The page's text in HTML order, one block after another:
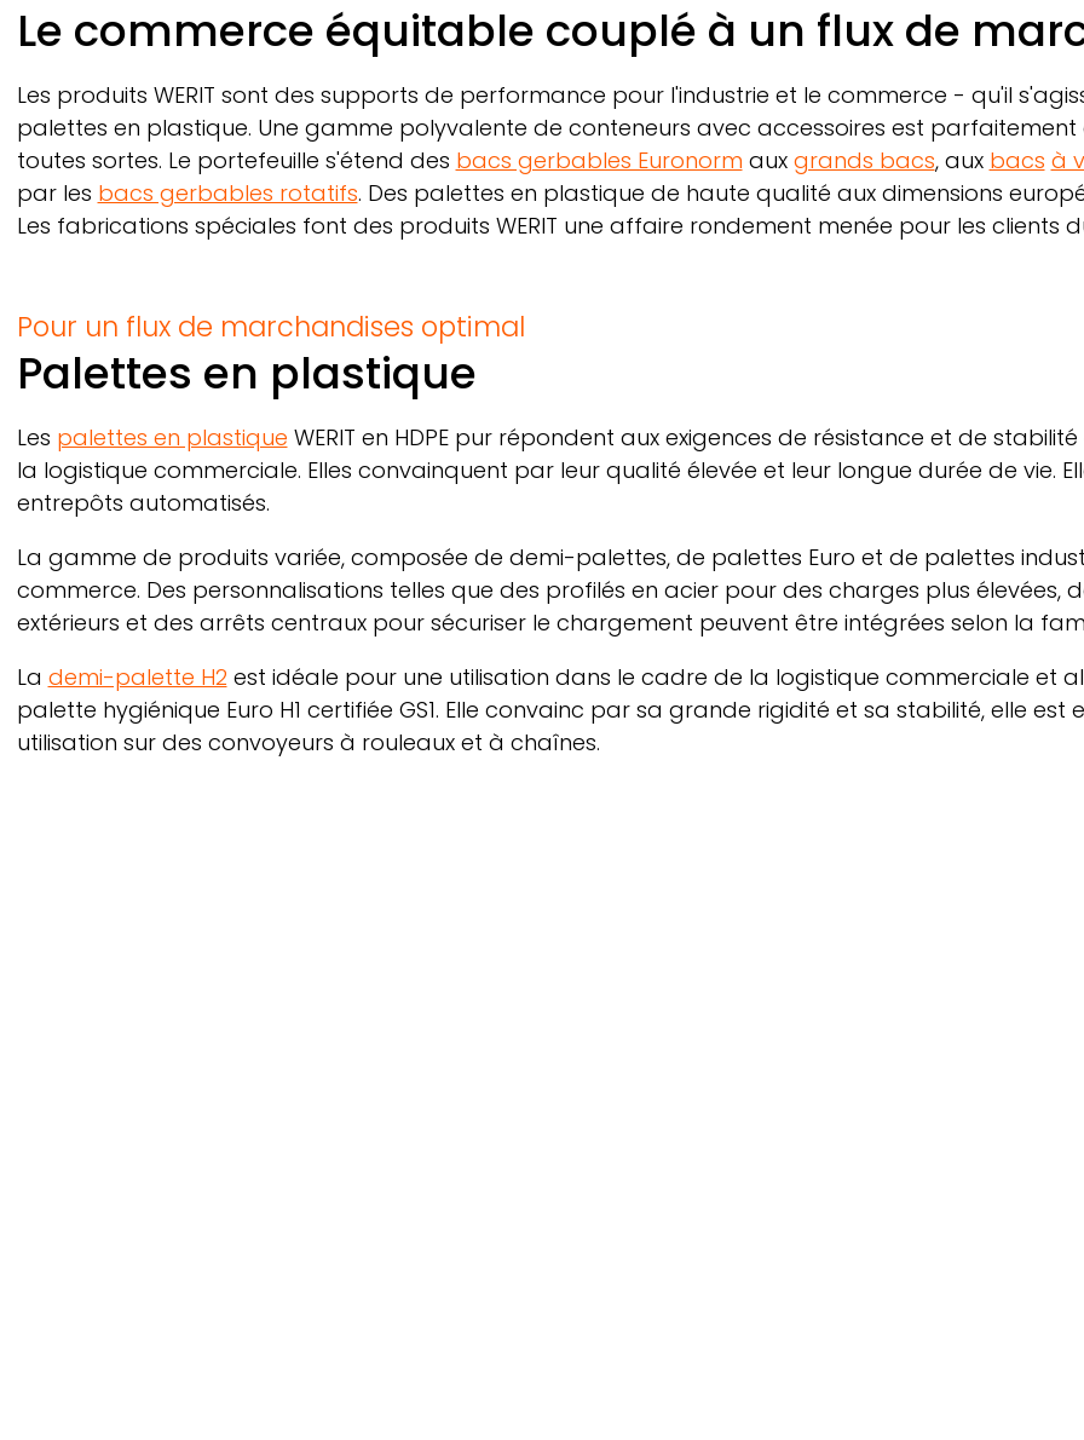
Breadcrumb
Le commerce équitable couplé à un flux de
Les produits WERIT sont des supports de performance pour l'industrie et le commerce - qu'il
palettes en plastique. Une gamme polyvalente de conteneurs avec accessoires est
toutes sortes. Le portefeuille s'étend des bacs gerbables Euronorm aux grands bacs, aux bacs à
par les bacs gerbables rotatifs. Des palettes en plastique de haute qualité aux dimensions
Les fabrications spéciales font des produits WERIT une affaire rondement menée pour les clients
Pour un flux de marchandises optimal
Palettes en plastique
Les palettes en plastique WERIT en HDPE pur répondent aux exigences de résistance et de
la logistique commerciale. Elles convainquent par leur qualité élevée et leur longue durée de vie.
entrepôts automatisés.
La gamme de produits variée, composée de demi-palettes, de palettes Euro et de palettes
commerce. Des personnalisations telles que des profilés en acier pour des charges plus
extérieurs et des arrêts centraux pour sécuriser le chargement peuvent être intégrées selon la
La demi-palette H2 est idéale pour une utilisation dans le cadre de la logistique commerciale et
palette hygiénique Euro H1 certifiée GS1. Elle convainc par sa grande rigidité et sa stabilité, elle
utilisation sur des convoyeurs à rouleaux et à chaînes.